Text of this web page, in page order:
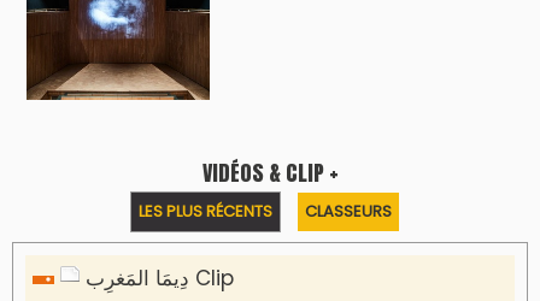
VIDÉOS & CLIP +
LES PLUS RÉCENTS CLASSEURS
دِيمَا المَغرِب Clip